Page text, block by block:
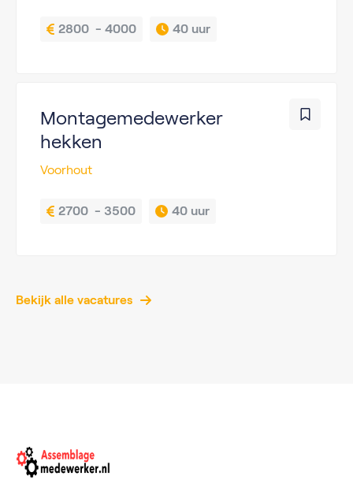
2800  - 4000 40 uur
Montagemedewerker
hekken
Voorhout
2700  - 3500 40 uur
Bekijk alle vacatures